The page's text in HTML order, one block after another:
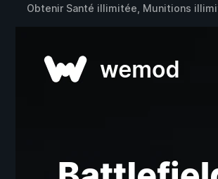
Obtenir Santé illimitée, Munitions